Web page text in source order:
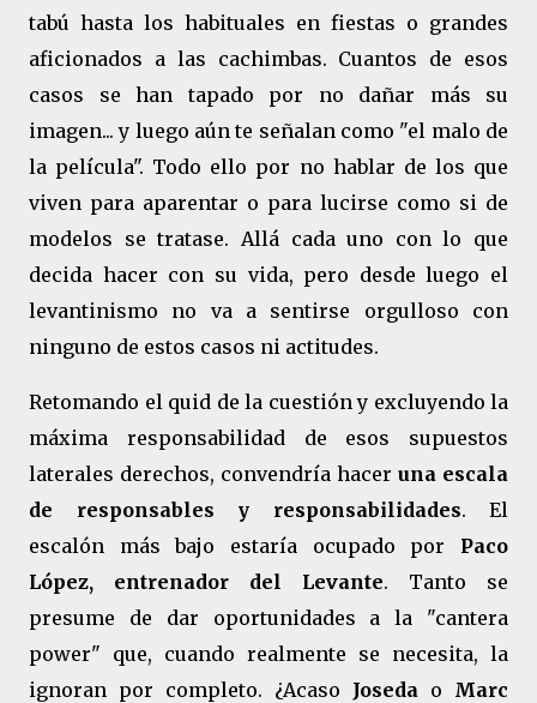
tabú hasta los habituales en fiestas o grandes
aficionados a las cachimbas. Cuantos de esos
casos se han tapado por no dañar más su
imagen... y luego aún te señalan como "el malo de
la película". Todo ello por no hablar de los que
viven para aparentar o para lucirse como si de
modelos se tratase. Allá cada uno con lo que
decida hacer con su vida, pero desde luego el
levantinismo no va a sentirse orgulloso con
ninguno de estos casos ni actitudes.
Retomando el quid de la cuestión y excluyendo la
máxima responsabilidad de esos supuestos
laterales derechos, convendría hacer una escala
de responsables y responsabilidades. El
escalón más bajo estaría ocupado por Paco
López, entrenador del Levante. Tanto se
presume de dar oportunidades a la "cantera
power" que, cuando realmente se necesita, la
ignoran por completo. ¿Acaso Joseda o Marc